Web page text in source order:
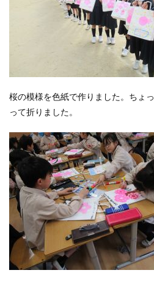
桜の模様を色紙で作りました。ちょ
って折りました。